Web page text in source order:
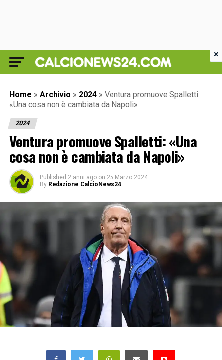
Home » Archivio » 2024 » Ventura promuove Spalletti:
«Una cosa non è cambiata da Napoli»
2024
Ventura promuove Spalletti: «Una
cosa non è cambiata da Napoli»
Published 2 anni ago on 25 Marzo 2024
By Redazione CalcioNews24
×